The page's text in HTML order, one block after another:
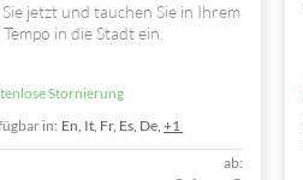
jetzt und tauchen Sie in Ihrem
in die Stadt ein.
Stornierung
in: En, It, Fr, Es, De,+1
ab: